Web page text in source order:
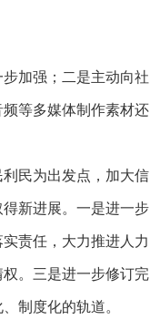
加强；二是主动向社
等多媒体制作素材还
民为出发点，加大信
新进展。一是进一步
责任，大力推进人力
。三是进一步修订完
制度化的轨道。